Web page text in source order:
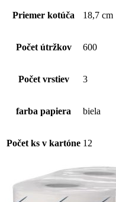
Priemer kotúča 18,7 cm
Počet útržkov 600
Počet vrstiev 3
farba papiera biela
Počet ks v kartóne 12